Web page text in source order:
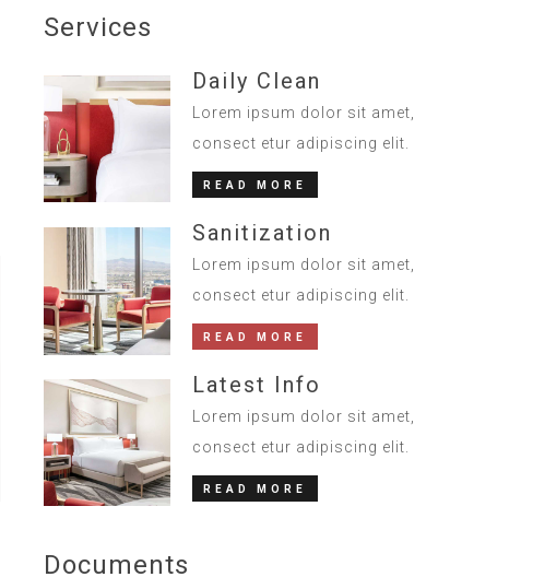
Services
Daily Clean
Lorem ipsum dolor sit amet,
consect etur adipiscing elit.
READ MORE
Sanitization
Lorem ipsum dolor sit amet,
consect etur adipiscing elit.
READ MORE
Latest Info
Lorem ipsum dolor sit amet,
consect etur adipiscing elit.
READ MORE
Documents